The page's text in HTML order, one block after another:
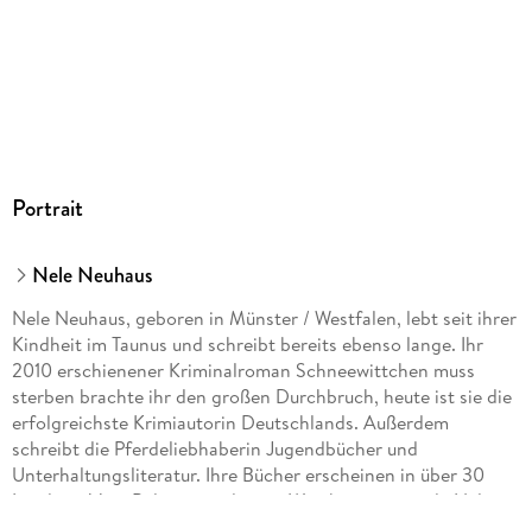
Portrait
Nele Neuhaus
Nele Neuhaus, geboren in Münster / Westfalen, lebt seit ihrer
Kindheit im Taunus und schreibt bereits ebenso lange. Ihr
2010 erschienener Kriminalroman Schneewittchen muss
sterben brachte ihr den großen Durchbruch, heute ist sie die
erfolgreichste Krimiautorin Deutschlands. Außerdem
schreibt die Pferdeliebhaberin Jugendbücher und
Unterhaltungsliteratur. Ihre Bücher erscheinen in über 30
Ländern. Vom Polizeipräsidenten Westhessens wurde Nele